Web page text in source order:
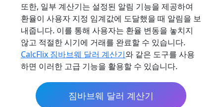
또한, 일부 계산기는 설정된 알림 기능을 제공하여
환율이 사용자 지정 임계값에 도달했을 때 알림을 보
내줍니다. 이를 통해 사용자는 환율 변동을 놓치지
않고 적절한 시기에 거래를 완료할 수 있습니다.
CalcFlix 짐바브웨 달러 계산기와 같은 도구를 사용
하면 이러한 고급 기능을 활용할 수 있습니다.
짐바브웨 달러 계산기